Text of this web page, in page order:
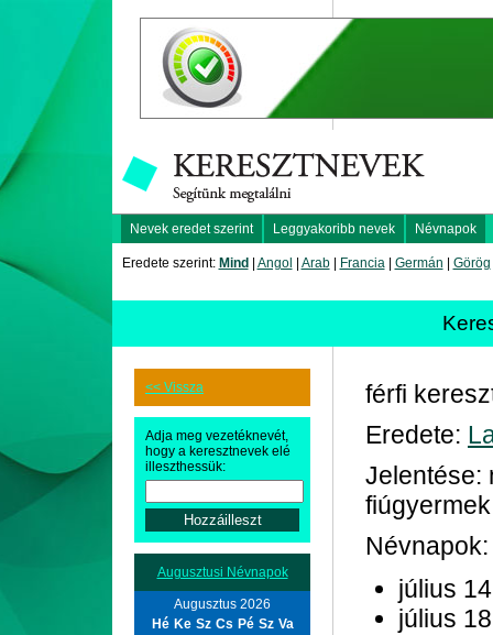
Nevek eredet szerint Leggyakoribb nevek Névnapok
Eredete szerint: Mind Angol Arab| Francia| Germán Görög
<< Vissza
Adja meg vezetéknevét,
hogy a keresztnevek elé
illeszthessük:
Augusztusi Névnapok
Augusztus 2026
Hé Ke Sz Cs Pé Sz Va
férfi
Eredete:
Jelentése:
Névnapok:
július 14
július 18